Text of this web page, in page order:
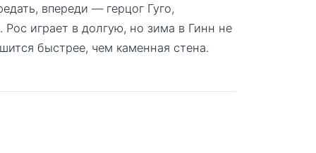
впереди — герцог Гуго,
играет в долгую, но зима в Гинн не
быстрее, чем каменная стена.